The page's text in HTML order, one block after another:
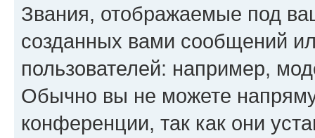
Звания, отображаемые под
созданных вами сообщений
пользователей: например,
Обычно вы не можете
конференции, так как они